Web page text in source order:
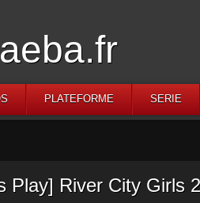
PLATEFORME SERIE
Play] River City Girls